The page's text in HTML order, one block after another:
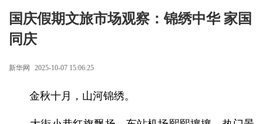
国庆假期文旅市场观察：锦绣中华 家国
同庆
新华网 2025-10-07 15:06:25
金秋十月，山河锦绣。